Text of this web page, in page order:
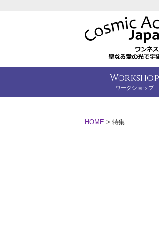
Workshop
ワークショップ
HOME > 特集